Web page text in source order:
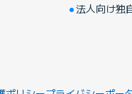
法人向け独